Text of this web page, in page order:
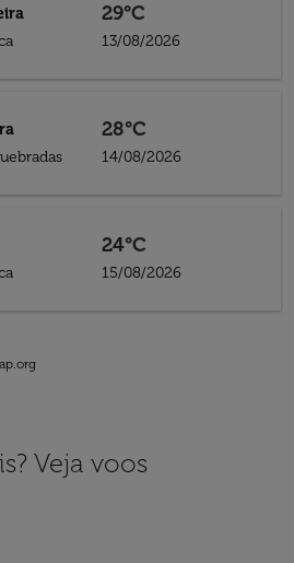
29°C
13/08/2026
28°C
14/08/2026
24°C
15/08/2026
Veja voos